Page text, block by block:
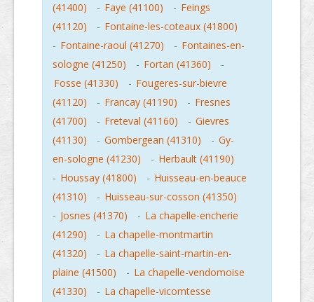
(41400)
- Faye (41100) - Feings
(41120)
- Fontaine-les-coteaux (41800)
- Fontaine-raoul (41270) - Fontaines-en-
sologne (41250)
- Fortan (41360)
-
Fosse (41330)
- Fougeres-sur-bievre
(41120)
- Francay (41190) - Fresnes
(41700)
- Freteval (41160) - Gievres
(41130)
- Gombergean (41310) - Gy-
en-sologne (41230)
- Herbault (41190)
- Houssay (41800) - Huisseau-en-beauce
(41310)
- Huisseau-sur-cosson (41350)
- Josnes (41370) - La chapelle-encherie
(41290)
- La chapelle-montmartin
(41320)
- La chapelle-saint-martin-en-
plaine (41500)
- La chapelle-vendomoise
(41330)
- La chapelle-vicomtesse